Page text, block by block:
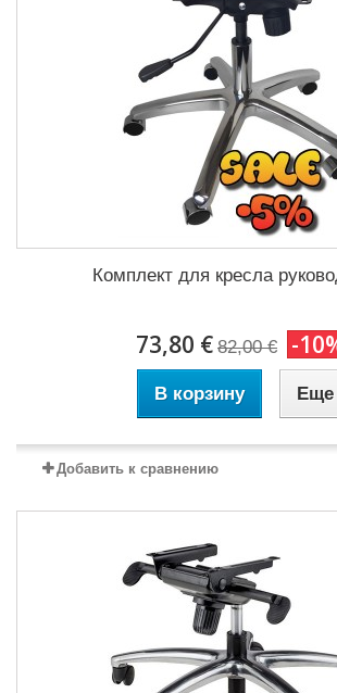
Комплект для кресла
73,80 € 82,00 € -
В корзину Еще
Добавить к сравнению